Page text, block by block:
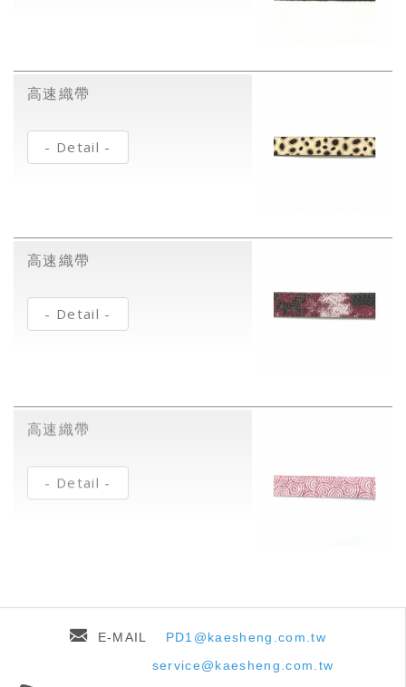
高速織帶
- Detail -
高速織帶
- Detail -
高速織帶
- Detail -
E-MAIL
PD1@kaesheng.com.tw
service@kaesheng.com.tw